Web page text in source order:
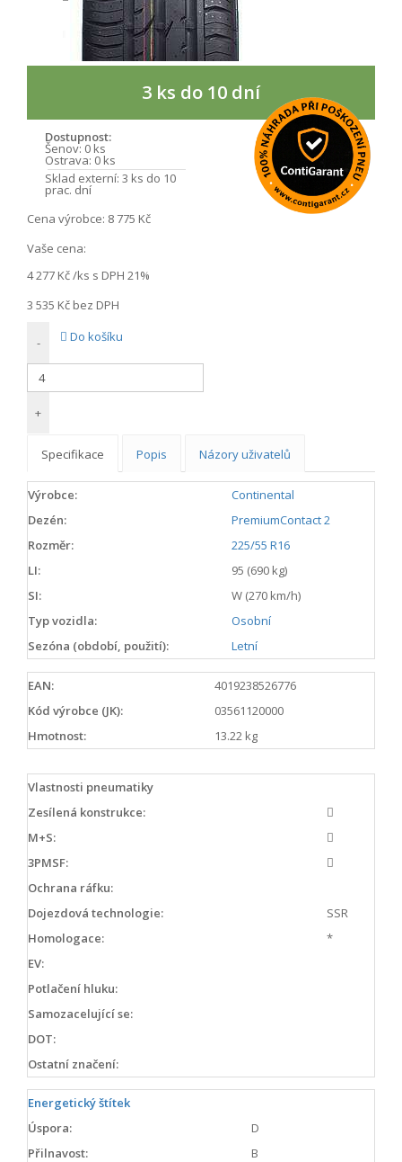
3 ks do 10 dní
Dostupnost:
Šenov: 0 ks
Ostrava: 0 ks
Sklad externí: 3 ks do 10
prac. dní
Cena výrobce: 8 775 Kč
Vaše cena:
4 277 Kč/ks s DPH 21%
3 535 Kč bez DPH
-
+
Do košíku
Specifikace Popis Názory uživatelů
Výrobce:
Continental
Dezén:
PremiumContact 2
Rozměr:
225/55 R16
LI:
95 (690 kg)
SI:
W (270 km/h)
Typ vozidla:
Osobní
Sezóna (období, použití):
Letní
EAN:
4019238526776
Kód výrobce (JK):
03561120000
Hmotnost:
13.22 kg
Vlastnosti pneumatiky
Zesílená konstrukce:
M+S:
3PMSF:
Ochrana ráfku:
Dojezdová technologie:
SSR
Homologace:
*
EV:
Potlačení hluku:
Samozacelující se:
DOT:
Ostatní značení:
Energetický štítek
Úspora:
D
Přilnavost:
B